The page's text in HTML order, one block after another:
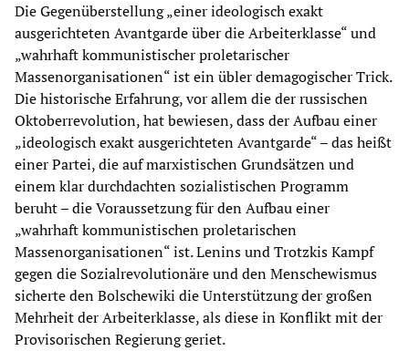
Die Gegenüberstellung „einer ideologisch exakt
ausgerichteten Avantgarde über die Arbeiterklasse“ und
„wahrhaft kommunistischer proletarischer
Massenorganisationen“ ist ein übler demagogischer Trick.
Die historische Erfahrung, vor allem die der russischen
Oktoberrevolution, hat bewiesen, dass der Aufbau einer
„ideologisch exakt ausgerichteten Avantgarde“ – das heißt
einer Partei, die auf marxistischen Grundsätzen und
einem klar durchdachten sozialistischen Programm
beruht – die Voraussetzung für den Aufbau einer
„wahrhaft kommunistischen proletarischen
Massenorganisationen“ ist. Lenins und Trotzkis Kampf
gegen die Sozialrevolutionäre und den Menschewismus
sicherte den Bolschewiki die Unterstützung der großen
Mehrheit der Arbeiterklasse, als diese in Konflikt mit der
Provisorischen Regierung geriet.